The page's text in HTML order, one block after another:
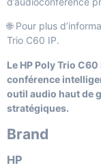
🌐 Pour plus
Trio C60 IP.
Le HP Poly Trio
conférence
outil audio haut de
stratégiques.
Brand
HP